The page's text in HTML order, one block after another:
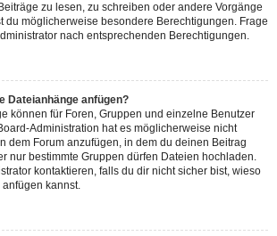
zu lesen, zu schreiben oder andere Vorgänge
du möglicherweise besondere Berechtigungen. Frage
nach entsprechenden Berechtigungen.
Dateianhänge anfügen?
können für Foren, Gruppen und einzelne Benutzer
Administration hat es möglicherweise nicht
dem Forum anzufügen, in dem du deinen Beitrag
nur bestimmte Gruppen dürfen Dateien hochladen.
kontaktieren, falls du dir nicht sicher bist, wieso
kannst.